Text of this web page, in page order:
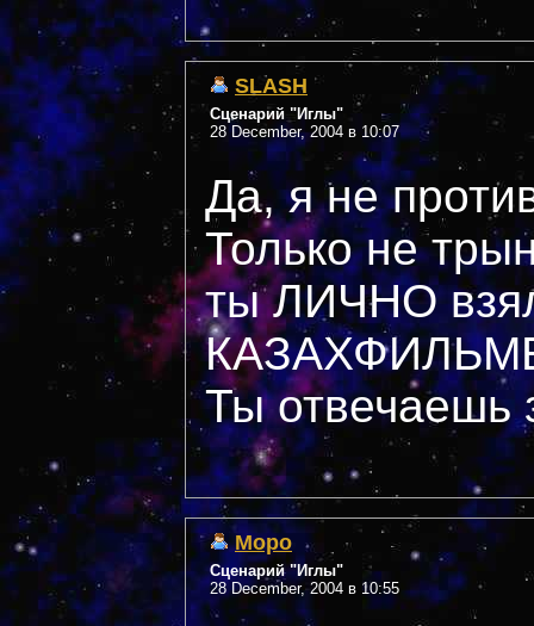
SLASH
Сценарий "Иглы"
28 December, 2004 в 10:07
Да, я не
Только не
ты ЛИЧНО
Ты отвечаешь
Mopo
Сценарий "Иглы"
28 December, 2004 в 10:55